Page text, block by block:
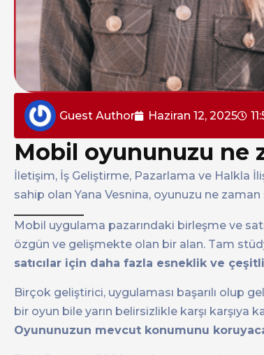
Guest Author Haziran 12, 2025
Mobil oyununuzu ne
İletişim, İş Geliştirme, Pazarlama ve Halkla
sahip olan Yana Vesnina, oyunuzu ne
Mobil uygulama pazarındaki birleşme ve
özgün ve gelişmekte olan bir alan. Tam
satıcılar için daha fazla esneklik ve
Birçok geliştirici, uygulaması başarılı olup
bir oyun bile yarın belirsizlikle karşı
Oyununuzun mevcut konumunu